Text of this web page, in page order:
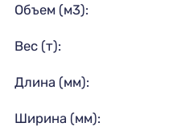
Объем (м3):
Вес (т):
Длина (мм):
Ширина (мм):